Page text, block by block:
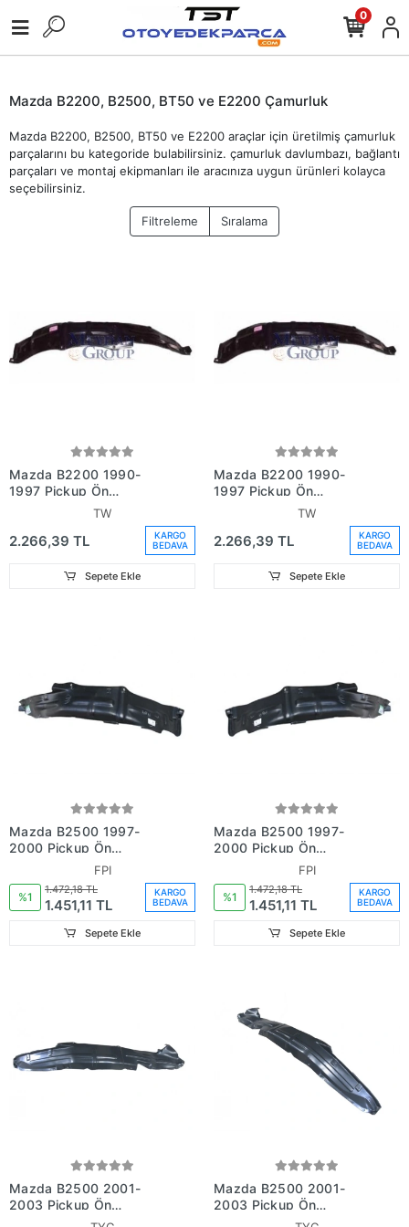
0
Mazda B2200, B2500, BT50 ve E2200 Çamurluk
Mazda B2200, B2500, BT50 ve E2200 araçlar için üretilmiş çamurluk
parçalarını bu kategoride bulabilirsiniz. çamurluk davlumbazı, bağlantı
parçaları ve montaj ekipmanları ile aracınıza uygun ürünleri kolayca
seçebilirsiniz.
Filtreleme Sıralama
Mazda B2200 1990-
1997 Pickup Ön
Çamurluk Davlumbazı
Sağ (Lt - Mz6010) (Tw)
(Adet) (Oem
TW
2.266,39 TL
KARGO
BEDAVA
Sepete Ekle
Mazda B2200 1990-
1997 Pickup Ön
Çamurluk Davlumbazı Sol
(Adet) (Oem
TW
2.266,39 TL
KARGO
BEDAVA
Sepete Ekle
Mazda B2500 1997-
2000 Pickup Ön
Çamurluk Davlumbazı
Sağ (Fpı) (Adet) (Oem
No:Zzpo56115)
FPI
%1
1.472,18 TL
1.451,11 TL
KARGO
BEDAVA
Sepete Ekle
Mazda B2500 1997-
2000 Pickup Ön
Çamurluk Davlumbazı Sol
(Fpı) (Adet) (Oem
No:Zzpo56114)
FPI
%1
1.472,18 TL
1.451,11 TL
KARGO
BEDAVA
Sepete Ekle
Mazda B2500 2001-
2003 Pickup Ön
Çamurluk Davlumbazı
Mazda B2500 2001-
2003 Pickup Ön
Çamurluk Davlumbazı Sol